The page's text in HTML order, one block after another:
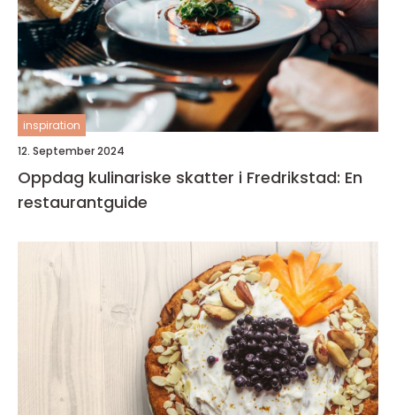
inspiration
12. September 2024
Oppdag kulinariske skatter i Fredrikstad: En
restaurantguide